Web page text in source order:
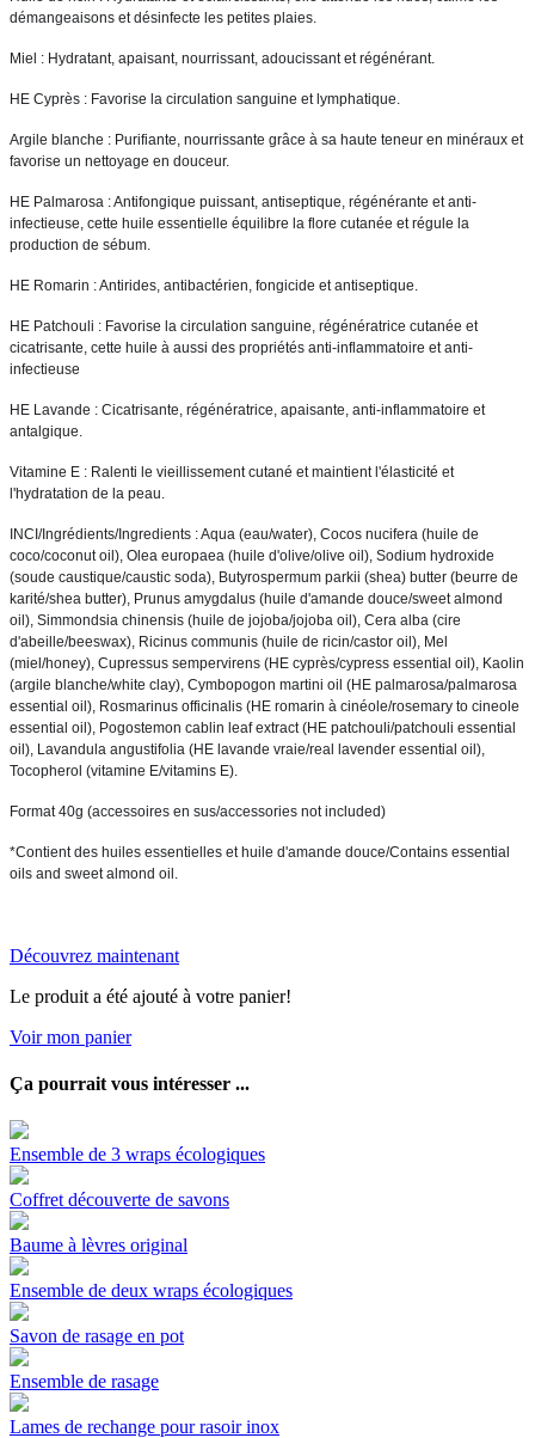
démangeaisons et désinfecte les petites plaies.
Miel : Hydratant, apaisant, nourrissant, adoucissant et régénérant.
HE Cyprès : Favorise la circulation sanguine et lymphatique.
Argile blanche : Purifiante, nourrissante grâce à sa haute teneur en minéraux et
favorise un nettoyage en douceur.
HE Palmarosa : Antifongique puissant, antiseptique, régénérante et anti-
infectieuse, cette huile essentielle équilibre la flore cutanée et régule la
production de sébum.
HE Romarin : Antirides, antibactérien, fongicide et antiseptique.
HE Patchouli : Favorise la circulation sanguine, régénératrice cutanée et
cicatrisante, cette huile à aussi des propriétés anti-inflammatoire et anti-
infectieuse
HE Lavande : Cicatrisante, régénératrice, apaisante, anti-inflammatoire et
antalgique.
Vitamine E : Ralenti le vieillissement cutané et maintient l'élasticité et
l'hydratation de la peau.
INCI/Ingrédients/Ingredients : Aqua (eau/water), Cocos nucifera (huile de
coco/coconut oil), Olea europaea (huile d'olive/olive oil), Sodium hydroxide
(soude caustique/caustic soda), Butyrospermum parkii (shea) butter (beurre de
karité/shea butter), Prunus amygdalus (huile d'amande douce/sweet almond
oil), Simmondsia chinensis (huile de jojoba/jojoba oil), Cera alba (cire
d'abeille/beeswax), Ricinus communis (huile de ricin/castor oil), Mel
(miel/honey), Cupressus sempervirens (HE cyprès/cypress essential oil), Kaolin
(argile blanche/white clay), Cymbopogon martini oil (HE palmarosa/palmarosa
essential oil), Rosmarinus officinalis (HE romarin à cinéole/rosemary to cineole
essential oil), Pogostemon cablin leaf extract (HE patchouli/patchouli essential
oil), Lavandula angustifolia (HE lavande vraie/real lavender essential oil),
Tocopherol (vitamine E/vitamins E).
Format 40g (accessoires en sus/accessories not included)
*Contient des huiles essentielles et huile d'amande douce/Contains essential
oils and sweet almond oil.
Découvrez maintenant
Le produit a été ajouté à votre panier!
Voir mon panier
Ça pourrait vous intéresser ...
Ensemble de 3 wraps écologiques
Coffret découverte de savons
Baume à lèvres original
Ensemble de deux wraps écologiques
Savon de rasage en pot
Ensemble de rasage
Lames de rechange pour rasoir inox